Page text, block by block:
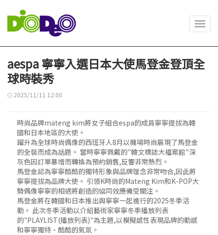
aespa 寧寧入選日本大使馬登金登頂全
球時裝秀
2025/11/11 12:00
時尚品牌mateng kim將女子組合espa的成員寧寧提拔為韓
國和日本地區的大使。
躍升為全球時尚偶像的西班牙人8月以機場時尚展現了馬登金
的全裝而成為話題。 當時寧寧佩戴的"韓文標誌大檔案館"深
灰色因訂單暴增而轉換為預約銷售,反響非常熱烈。
馬登金認為寧寧酷酷的獨特形象與品牌理念非常吻合,因此將
寧寧提拔為品牌大使。 引領K時尚的Mateng Kim和K-POP大
勢偶像寧寧的相遇將創造的協同效應備受關注。
馬登金將在韓國和日本推出與寧寧一起進行的2025冬季活
動。 此次冬季活動以介紹藝術家寧寧冬季播放列表
的"PLAYLIST(播放列表)"為主題,以模擬感性表現品牌的動感
和寧寧獨特、酷酷的氣氛。